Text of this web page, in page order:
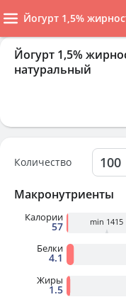
Йогурт 1,5%
Йогурт 1,5%
натуральный
Количество
Макронутриенты
Калории
57 min 1415
Белки
4.1
Жиры
1.5